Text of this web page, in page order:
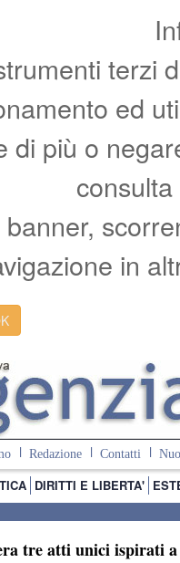
terzi
ed
di più o
in
Redazione Contatti
DIRITTI E LIBERTA'
tre atti unici ispirati a